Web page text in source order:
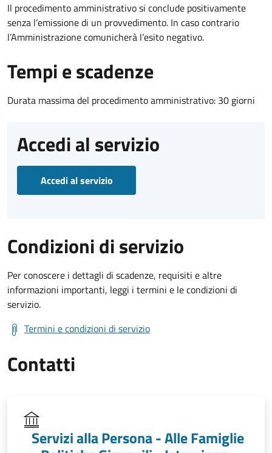
Il procedimento amministrativo si conclude positivamente
senza l’emissione di un provvedimento. In caso contrario
l’Amministrazione comunicherà l’esito negativo.
Tempi e scadenze
Durata massima del procedimento amministrativo: 30 giorni
Accedi al servizio
Accedi al servizio
Condizioni di servizio
Per conoscere i dettagli di scadenze, requisiti e altre
informazioni importanti, leggi i termini e le condizioni di
servizio.
Termini e condizioni di servizio
Contatti
Servizi alla Persona - Alle Famiglie